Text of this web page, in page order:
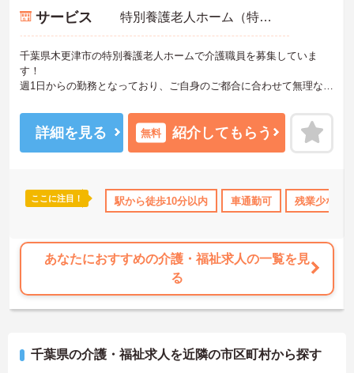
資格取得サポート 産休･育休･介護休暇取得実績あり
サービス 特別養護老人ホーム（特養）
千葉県木更津市の特別養護老人ホームで介護職員を募集していま
す！
週1日からの勤務となっており、ご自身のご都合に合わせて無理なく
育児・介護休業や看護休暇取得実績があり、ライフスタイルが変わ
っても安心な制度が整っております♪
ご興味のある方は、面接のポイントをお伝えしますのでご連絡くだ
詳細を見る 無料 紹介してもらう
ここに注目！ 駅から徒歩10分以内 車通勤可 残業少なめ
あなたにおすすめの介護・福祉求人の一覧を見
る
千葉県の介護・福祉求人を近隣の市区町村から探す